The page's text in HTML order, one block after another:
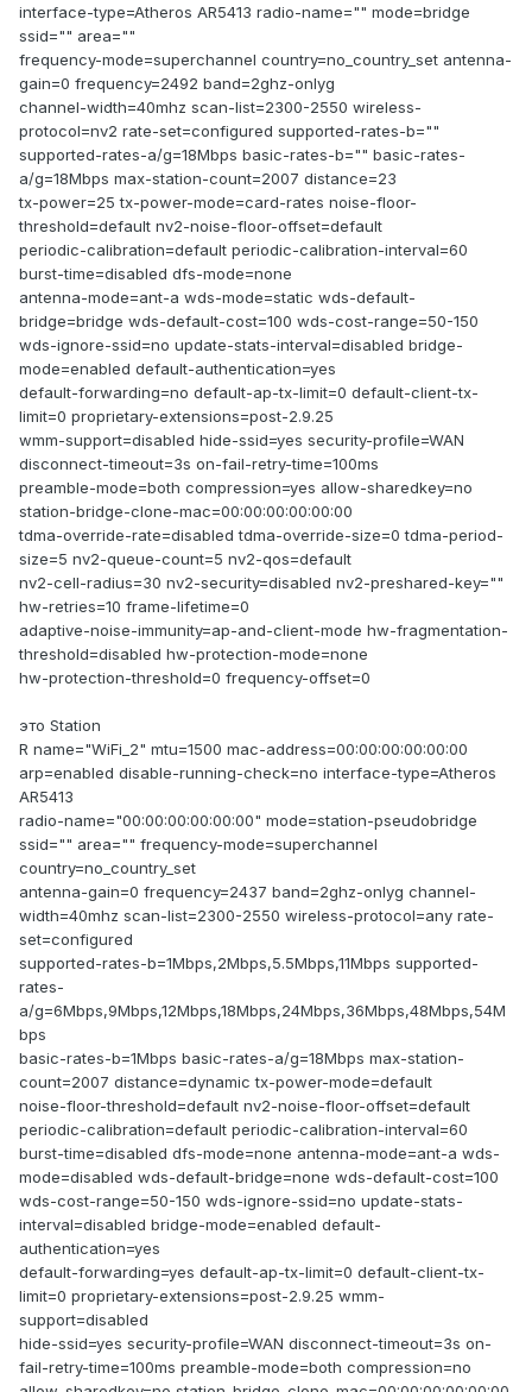
interface-type=Atheros AR5413 radio-name="" mode=bridge
ssid="" area=""
frequency-mode=superchannel country=no_country_set antenna-
gain=0 frequency=2492 band=2ghz-onlyg
channel-width=40mhz scan-list=2300-2550 wireless-
protocol=nv2 rate-set=configured supported-rates-b=""
supported-rates-a/g=18Mbps basic-rates-b="" basic-rates-
a/g=18Mbps max-station-count=2007 distance=23
tx-power=25 tx-power-mode=card-rates noise-floor-
threshold=default nv2-noise-floor-offset=default
periodic-calibration=default periodic-calibration-interval=60
burst-time=disabled dfs-mode=none
antenna-mode=ant-a wds-mode=static wds-default-
bridge=bridge wds-default-cost=100 wds-cost-range=50-150
wds-ignore-ssid=no update-stats-interval=disabled bridge-
mode=enabled default-authentication=yes
default-forwarding=no default-ap-tx-limit=0 default-client-tx-
limit=0 proprietary-extensions=post-2.9.25
wmm-support=disabled hide-ssid=yes security-profile=WAN
disconnect-timeout=3s on-fail-retry-time=100ms
preamble-mode=both compression=yes allow-sharedkey=no
station-bridge-clone-mac=00:00:00:00:00:00
tdma-override-rate=disabled tdma-override-size=0 tdma-period-
size=5 nv2-queue-count=5 nv2-qos=default
nv2-cell-radius=30 nv2-security=disabled nv2-preshared-key=""
hw-retries=10 frame-lifetime=0
adaptive-noise-immunity=ap-and-client-mode hw-fragmentation-
threshold=disabled hw-protection-mode=none
hw-protection-threshold=0 frequency-offset=0
это Station
R name="WiFi_2" mtu=1500 mac-address=00:00:00:00:00:00
arp=enabled disable-running-check=no interface-type=Atheros
AR5413
radio-name="00:00:00:00:00:00" mode=station-pseudobridge
ssid="" area="" frequency-mode=superchannel
country=no_country_set
antenna-gain=0 frequency=2437 band=2ghz-onlyg channel-
width=40mhz scan-list=2300-2550 wireless-protocol=any rate-
set=configured
supported-rates-b=1Mbps,2Mbps,5.5Mbps,11Mbps supported-
rates-
a/g=6Mbps,9Mbps,12Mbps,18Mbps,24Mbps,36Mbps,48Mbps,54M
bps
basic-rates-b=1Mbps basic-rates-a/g=18Mbps max-station-
count=2007 distance=dynamic tx-power-mode=default
noise-floor-threshold=default nv2-noise-floor-offset=default
periodic-calibration=default periodic-calibration-interval=60
burst-time=disabled dfs-mode=none antenna-mode=ant-a wds-
mode=disabled wds-default-bridge=none wds-default-cost=100
wds-cost-range=50-150 wds-ignore-ssid=no update-stats-
interval=disabled bridge-mode=enabled default-
authentication=yes
default-forwarding=yes default-ap-tx-limit=0 default-client-tx-
limit=0 proprietary-extensions=post-2.9.25 wmm-
support=disabled
hide-ssid=yes security-profile=WAN disconnect-timeout=3s on-
fail-retry-time=100ms preamble-mode=both compression=no